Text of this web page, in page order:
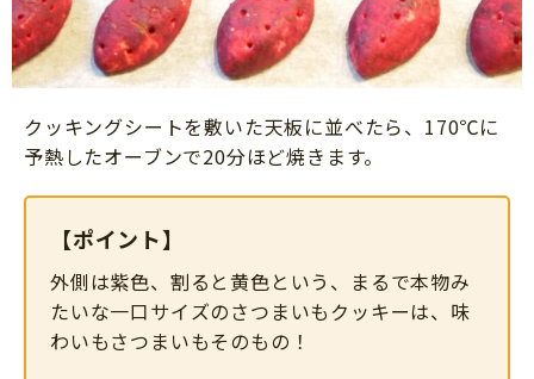
クッキングシートを敷いた天板に並べたら、170℃に
予熱したオーブンで20分ほど焼きます。
【ポイント】
外側は紫色、割ると黄色という、まるで本物み
たいな一口サイズのさつまいもクッキーは、味
わいもさつまいもそのもの！